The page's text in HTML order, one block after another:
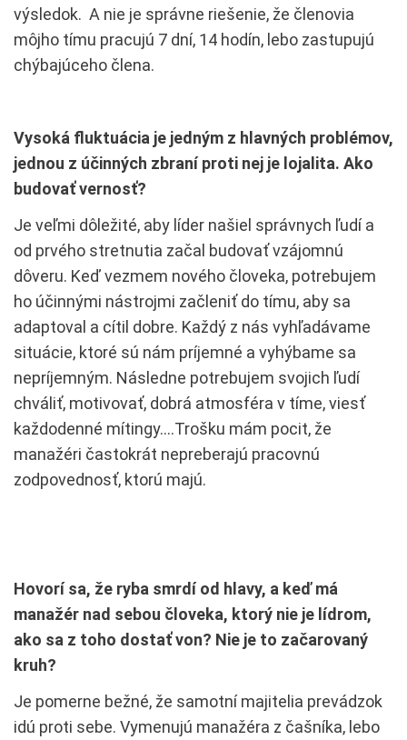
výsledok. A nie je správne riešenie, že členovia
môjho tímu pracujú 7 dní, 14 hodín, lebo zastupujú
chýbajúceho člena.
Vysoká fluktuácia je jedným z hlavných problémov,
jednou z účinných zbraní proti nej je lojalita. Ako
budovať vernosť?
Je veľmi dôležité, aby líder našiel správnych ľudí a
od prvého stretnutia začal budovať vzájomnú
dôveru. Keď vezmem nového človeka, potrebujem
ho účinnými nástrojmi začleniť do tímu, aby sa
adaptoval a cítil dobre. Každý z nás vyhľadávame
situácie, ktoré sú nám príjemné a vyhýbame sa
nepríjemným. Následne potrebujem svojich ľudí
chváliť, motivovať, dobrá atmosféra v tíme, viesť
každodenné mítingy….Trošku mám pocit, že
manažéri častokrát nepreberajú pracovnú
zodpovednosť, ktorú majú.
Hovorí sa, že ryba smrdí od hlavy, a keď má
manažér nad sebou človeka, ktorý nie je lídrom,
ako sa z toho dostať von? Nie je to začarovaný
kruh?
Je pomerne bežné, že samotní majitelia prevádzok
idú proti sebe. Vymenujú manažéra z čašníka, lebo